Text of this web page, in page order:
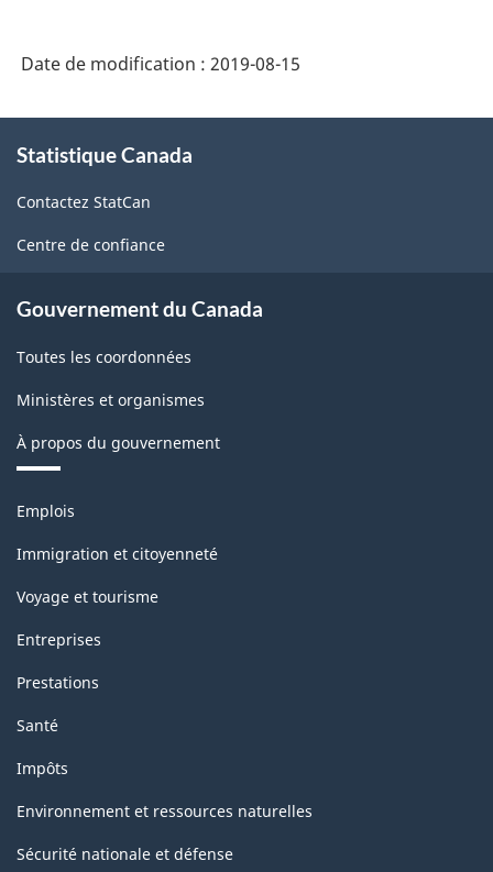
Structure
de
la
Date de modification : 2019-08-15
propos
ce
site
Statistique Canada
Contactez StatCan
Centre de confiance
Gouvernement du Canada
Toutes les coordonnées
Ministères et organismes
À propos du gouvernement
Thèmes
sujets
Emplois
Immigration et citoyenneté
Voyage et tourisme
Entreprises
Prestations
Santé
Impôts
Environnement et ressources naturelles
Sécurité nationale et défense